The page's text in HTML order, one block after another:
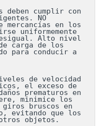
deben cumplir con
NO
mercancías en los
uniformemente
Alto nivel
carga de los
para conducir a
de velocidad
el exceso de
prematuros en
minimice los
bruscos en
evitando que los
otros objetos.